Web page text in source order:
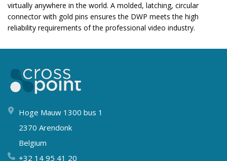
virtually anywhere in the world. A molded, latching, circular
connector with gold pins ensures the DWP meets the high
reliability requirements of the professional video industry.
Hoge Mauw 1300 bus 1
2370 Arendonk
Belgium
+32 14 95 41 20